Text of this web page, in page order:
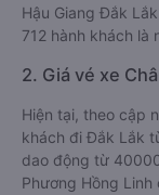
Hậu Giang Đắk
712 hành khách là
2. Giá vé xe
Hiện tại, theo cập
khách đi Đắk Lắk
dao động từ
Phương Hồng